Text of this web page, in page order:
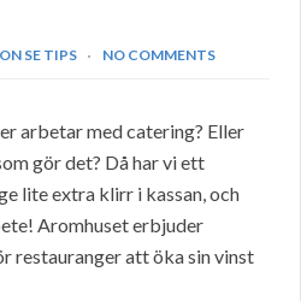
SE TIPS NO COMMENTS
arbetar med catering? Eller
gör det? Då har vi ett
lite extra klirr i kassan, och
Aromhuset erbjuder
restauranger att öka sin vinst